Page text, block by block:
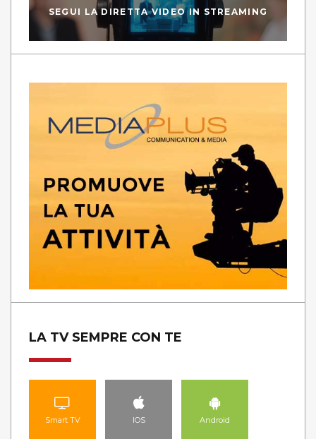
SEGUI LA DIRETTA VIDEO IN STREAMING
LA TV SEMPRE CON TE
Smart TV IOS Android